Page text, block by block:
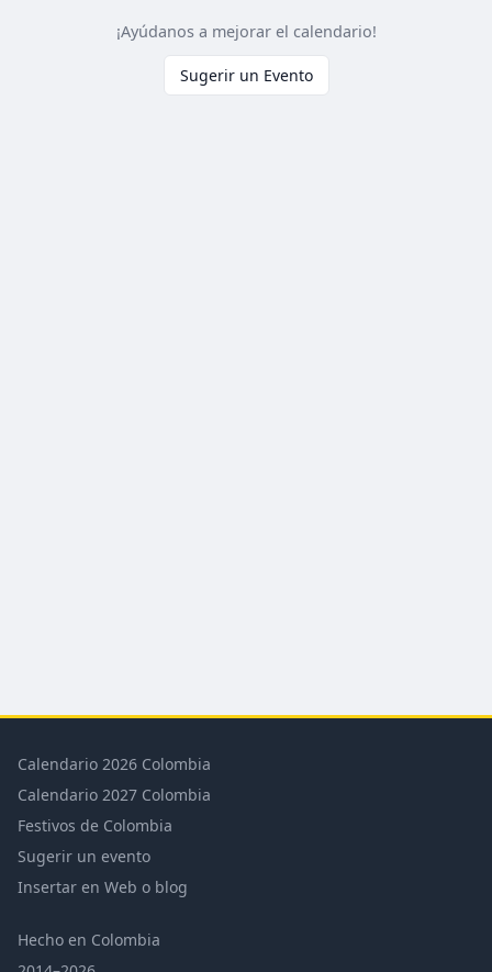
¡Ayúdanos a mejorar el calendario!
Sugerir un Evento
Calendario 2026 Colombia
Calendario 2027 Colombia
Festivos de Colombia
Sugerir un evento
Insertar en Web o blog
Hecho en Colombia